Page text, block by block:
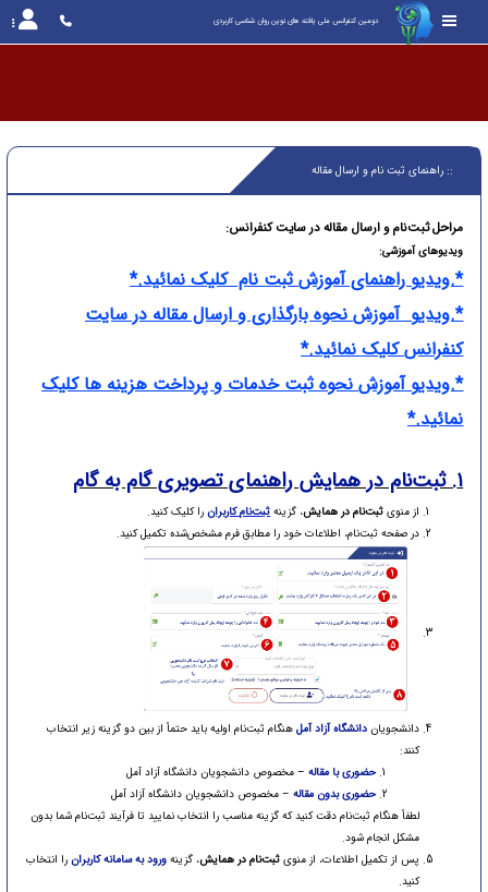
دومین کنفرانس ملی یافته های نوین روان شناسی کاربردی
:: راهنمای ثبت نام و ارسال مقاله
مراحل ثبت‌نام و ارسال مقاله در سایت کنفرانس:
ویدیوهای آموزشی:
*.ویدیو راهنمای آموزش ثبت نام کلیک نمائید.*
*.ویدیو آموزش نحوه بارگذاری و ارسال مقاله در سایت
کنفرانس کلیک نمائید.*
*.ویدیو آموزش نحوه ثبت خدمات و پرداخت هزینه ها کلیک
نمائید.*
۱. ثبت‌نام در همایش راهنمای تصویری گام به گام
از منوی ثبت‌نام در همایش، گزینهثبت‌نام کاربرانرا کلیک کنید.
در صفحه ثبت‌نام، اطلاعات خود را مطابق فرم مشخص‌شده تکمیل کنید.
دانشجویان دانشگاه آزاد آملهنگام ثبت‌نام اولیه باید حتماً از بین دو گزینه زیر انتخاب
کنند:
حضوری با مقاله– مخصوص دانشجویان دانشگاه آزاد آمل
حضوری بدون مقاله– مخصوص دانشجویان دانشگاه آزاد آمل
لطفاً هنگام ثبت‌نام دقت کنید که گزینه مناسب را انتخاب نمایید تا فرآیند ثبت‌نام شما بدون
مشکل انجام شود.
پس از تکمیل اطلاعات، از منوی ثبت‌نام در همایش، گزینه ورود به سامانه کاربرانرا انتخاب
کنید.